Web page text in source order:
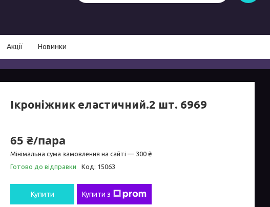
Акції Новинки
Ікроніжник еластичний.2 шт. 6969
65 ₴/пара
Мінімальна сума замовлення на сайті — 300 ₴
Готово до відправки
Код: 15063
Купити Купити з